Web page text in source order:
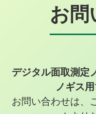
お問
デジタル面取測定
ノギス
お問い合わせは、